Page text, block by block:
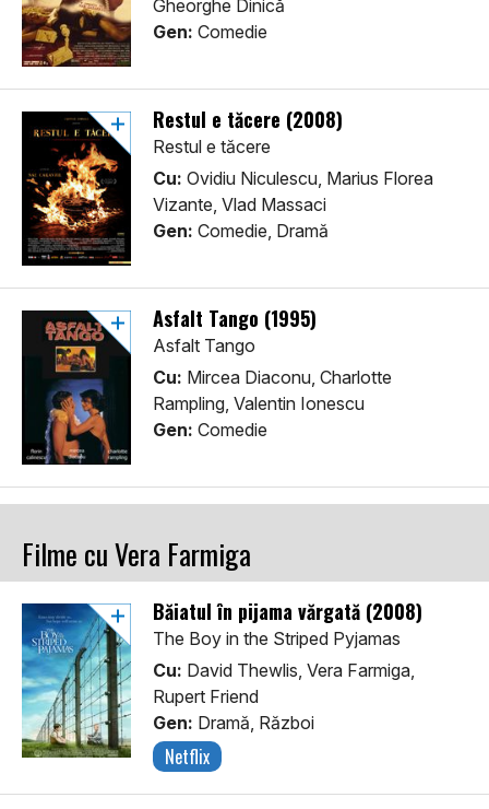
Gheorghe Dinică
Gen: Comedie
Restul e tăcere (2008)
Restul e tăcere
Cu: Ovidiu Niculescu, Marius Florea
Vizante, Vlad Massaci
Gen: Comedie, Dramă
Asfalt Tango (1995)
Asfalt Tango
Cu: Mircea Diaconu, Charlotte
Rampling, Valentin Ionescu
Gen: Comedie
Filme cu Vera Farmiga
Băiatul în pijama vărgată (2008)
The Boy in the Striped Pyjamas
Cu: David Thewlis, Vera Farmiga,
Rupert Friend
Gen: Dramă, Război
Netflix